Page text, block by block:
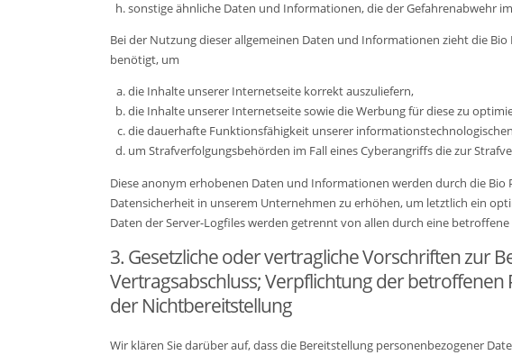
sonstige ähnliche Daten und Informationen, die der Gefahrenabwehr
Bei der Nutzung dieser allgemeinen Daten und Informationen zieht die
benötigt, um
die Inhalte unserer Internetseite korrekt auszuliefern,
die Inhalte unserer Internetseite sowie die Werbung für diese zu
die dauerhafte Funktionsfähigkeit unserer
um Strafverfolgungsbehörden im Fall eines Cyberangriffs die zur
Diese anonym erhobenen Daten und Informationen werden durch die
Datensicherheit in unserem Unternehmen zu erhöhen, um letztlich ein
Daten der Server-Logfiles werden getrennt von allen durch eine
3. Gesetzliche oder vertragliche Vorschriften zur
Vertragsabschluss; Verpflichtung der
der Nichtbereitstellung
Wir klären Sie darüber auf, dass die Bereitstellung personenbezogener